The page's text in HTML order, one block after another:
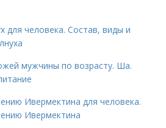
для человека. Состав, виды и
мужчины по возрасту. Ша.
Ивермектина для человека.
Ивермектина